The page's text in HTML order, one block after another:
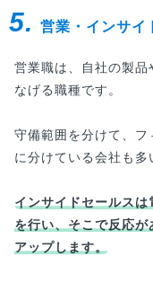
5. 営業・インサイ
営業職は、自社の製
なげる職種です。
守備範囲を分けて、フ
に分けている会社も多
インサイドセールス
を行い、そこで反応
アップします。